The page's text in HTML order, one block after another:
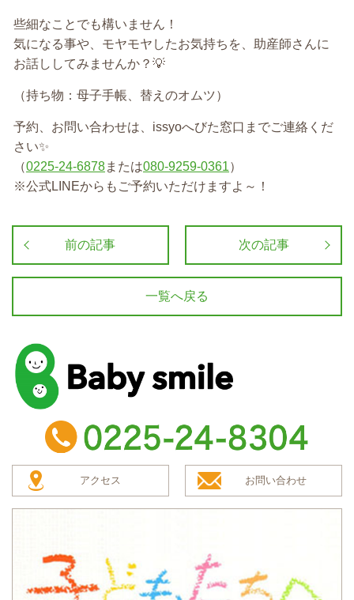
些細なことでも構いません！
気になる事や、モヤモヤしたお気持ちを、助産師さんに
お話ししてみませんか？💡
（持ち物：母子手帳、替えのオムツ）
予約、お問い合わせは、issyoへびた窓口までご連絡くだ
さい✨
（0225-24-6878または080-9259-0361）
※公式LINEからもご予約いただけますよ～！
前の記事 次の記事
一覧へ戻る
baby smile
TEL：0225-24-8304
アクセス お問い合わせ